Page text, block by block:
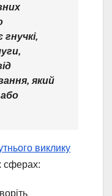
який
виклику
сферах: